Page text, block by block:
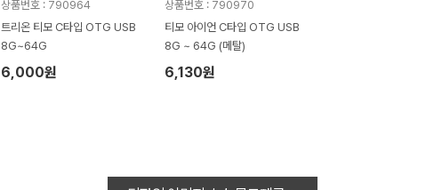
상품번호 : 790964
트리온 티모 C타입 OTG USB
8G~64G
6,000원
상품번호 : 790970
티모 아이언 C타입 OTG USB
8G ~ 64G (메탈)
6,130원